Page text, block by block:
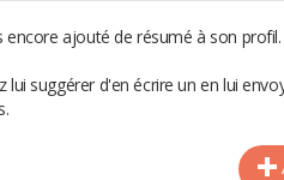
encore ajouté de résumé à son profil.
lui suggérer d'en écrire un en lui